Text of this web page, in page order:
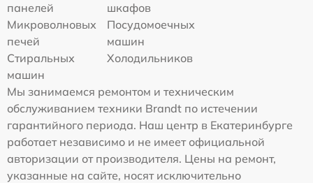
панелей
шкафов
Микроволновых
печей
Посудомоечных
машин
Стиральных
машин
Холодильников
Мы занимаемся ремонтом и техническим
обслуживанием техники Brandt по истечении
гарантийного периода. Наш центр в Екатеринбурге
работает независимо и не имеет официальной
авторизации от производителя. Цены на ремонт,
указанные на сайте, носят исключительно